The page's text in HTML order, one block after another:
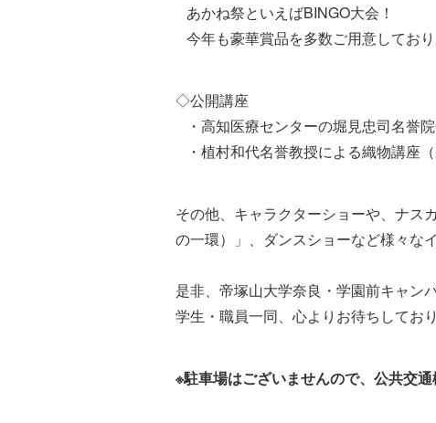
あかね祭といえばBINGO大会！
今年も豪華賞品を多数ご用意しており
◇公開講座
・高知医療センターの堀見忠司名誉
・植村和代名誉教授による織物講座
その他、キャラクターショーや、ナ
の一環）」、ダンスショーなど様々な
是非、帝塚山大学奈良・学園前キャン
学生・職員一同、心よりお待ちしてお
※駐車場はございませんので、公共交